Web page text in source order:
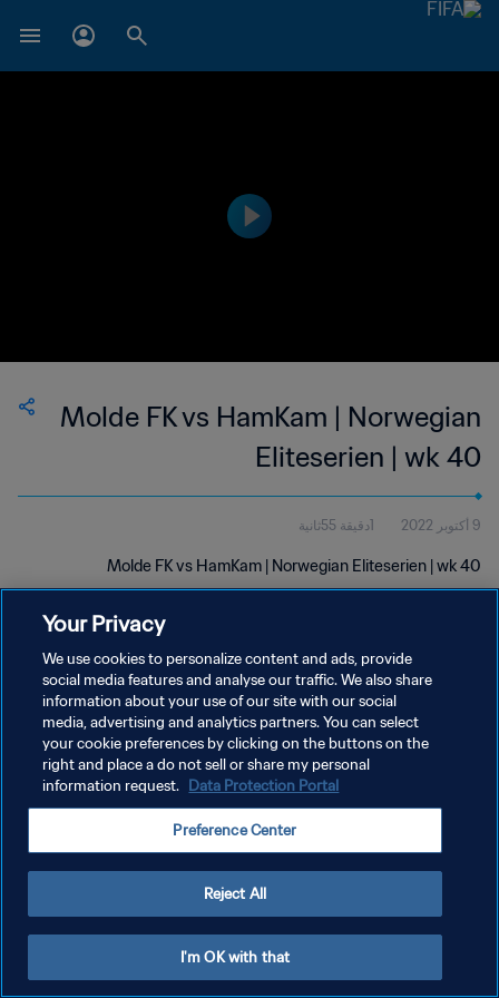
Molde FK vs HamKam | Norwegian
Eliteserien | wk 40
9 أكتوبر 2022 1دقيقة 55ثانية
Molde FK vs HamKam | Norwegian Eliteserien | wk 40
سياسة الخصوصية
شروط الخدمة
إدارة تفضيلات ملفات تعريف الارتباط
Your Privacy
We use cookies to personalize content and ads, provide
social media features and analyse our traffic. We also share
information about your use of our site with our social
media, advertising and analytics partners. You can select
your cookie preferences by clicking on the buttons on the
right and place a do not sell or share my personal
information request. Data Protection Portal
Preference Center
Reject All
I'm OK with that